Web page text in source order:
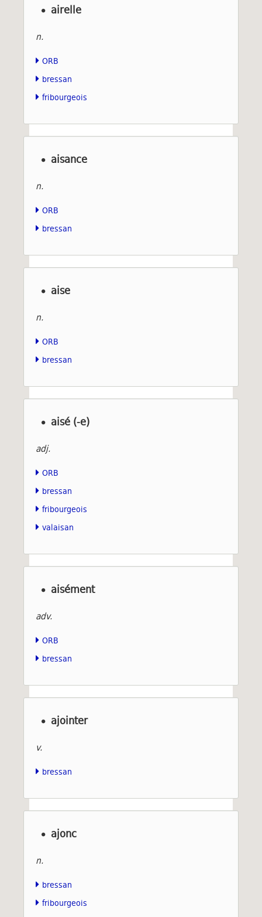
airelle
n.
ORB
bressan
fribourgeois
aisance
n.
ORB
bressan
aise
n.
ORB
bressan
aisé (-e)
adj.
ORB
bressan
fribourgeois
valaisan
aisément
adv.
ORB
bressan
ajointer
v.
bressan
ajonc
n.
bressan
fribourgeois